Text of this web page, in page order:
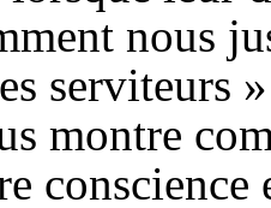
nous
serviteurs
montre
conscience